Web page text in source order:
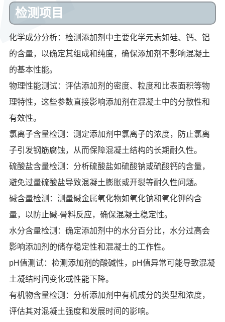
检测项目
化学成分分析：检测添加剂中主要化学元素如硅、钙、铝
的含量，以确定其组成和纯度，确保添加剂不影响混凝土
的基本性能。
物理性能测试：评估添加剂的密度、粒度和比表面积等物
理特性，这些参数直接影响添加剂在混凝土中的分散性和
有效性。
氯离子含量检测：测定添加剂中氯离子的浓度，防止氯离
子引发钢筋腐蚀，从而保障混凝土结构的长期耐久性。
硫酸盐含量检测：分析硫酸盐如硫酸钠或硫酸钙的含量，
避免过量硫酸盐导致混凝土膨胀或开裂等耐久性问题。
碱含量检测：测量碱金属氧化物如氧化钠和氧化钾的含
量，以防止碱-骨料反应，确保混凝土稳定性。
水分含量检测：确定添加剂中的水分百分比，水分过高会
影响添加剂的储存稳定性和混凝土的工作性。
pH值测试：检测添加剂的酸碱性，pH值异常可能导致混凝
土凝结时间变化或性能下降。
有机物含量检测：分析添加剂中有机成分的类型和浓度，
评估其对混凝土强度和发展时间的影响。